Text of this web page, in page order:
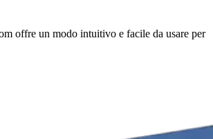
offre un modo intuitivo e facile da usare per